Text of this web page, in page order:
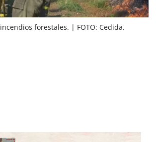
forestales. | FOTO: Cedida.